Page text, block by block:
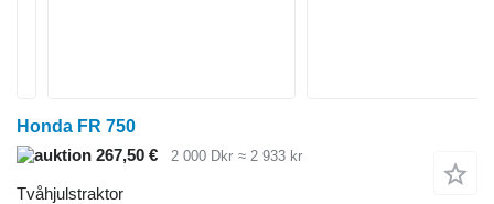
Honda FR 750
267,50 €
2 000 Dkr ≈ 2 933 kr
Tvåhjulstraktor